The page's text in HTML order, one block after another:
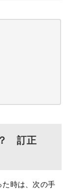
？ 訂正
時は、次の手